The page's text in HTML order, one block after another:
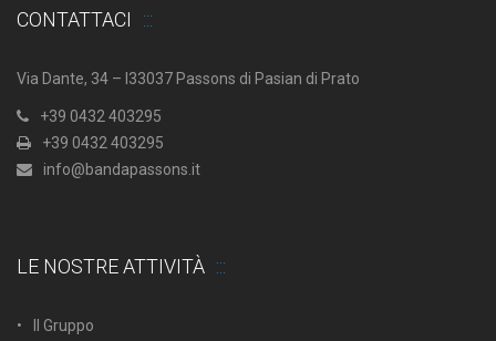
CONTATTACI
Via Dante, 34 – I33037 Passons di Pasian di Prato
+39 0432 403295
+39 0432 403295
info@bandapassons.it
LE NOSTRE ATTIVITÀ
Il Gruppo